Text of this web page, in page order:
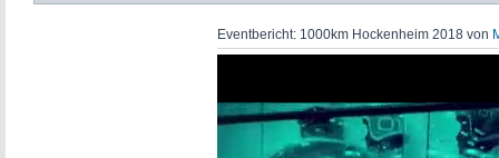
Eventbericht: 1000km Hockenheim 2018 von